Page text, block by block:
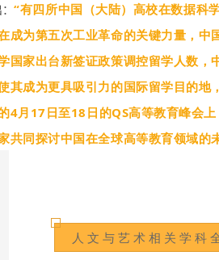
：“有四所中国（大陆）高校在数据科
成为第五次工业革命的关键力量，中
国家出台新签证政策调控留学人数，
其成为更具吸引力的国际留学目的地
4月17日至18日的QS高等教育峰会
共同探讨中国在全球高等教育领域的
人文与艺术相关学科